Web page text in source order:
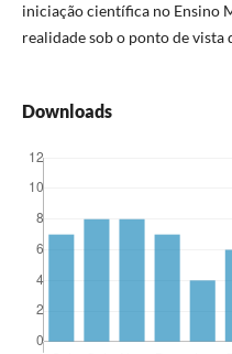
iniciação científica no Ensino
realidade sob o ponto de vista
Downloads